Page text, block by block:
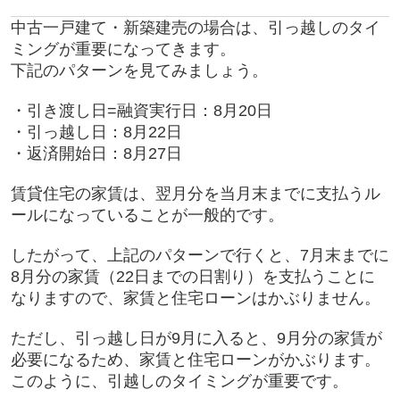
中古一戸建て・新築建売の場合は、引っ越しのタイ
ミングが重要になってきます。
下記のパターンを見てみましょう。
・引き渡し日=融資実行日：8月20日
・引っ越し日：8月22日
・返済開始日：8月27日
賃貸住宅の家賃は、翌月分を当月末までに支払うル
ールになっていることが一般的です。
したがって、上記のパターンで行くと、7月末までに
8月分の家賃（22日までの日割り）を支払うことに
なりますので、家賃と住宅ローンはかぶりません。
ただし、引っ越し日が9月に入ると、9月分の家賃が
必要になるため、家賃と住宅ローンがかぶります。
このように、引越しのタイミングが重要です。